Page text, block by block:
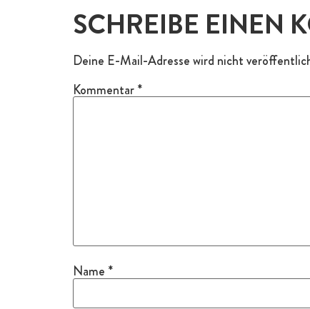
SCHREIBE EINEN
Deine E-Mail-Adresse wird nicht
Kommentar*
Name *